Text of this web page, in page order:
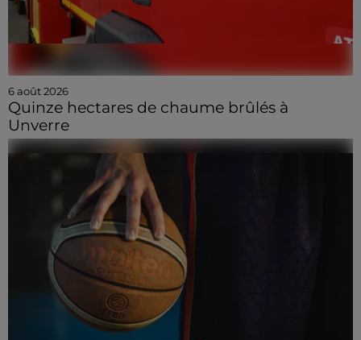
6 août 2026
Quinze hectares de chaume brûlés à
Unverre